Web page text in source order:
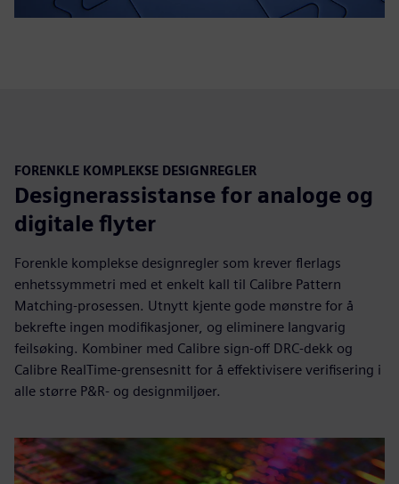
FORENKLE KOMPLEKSE DESIGNREGLER
Designerassistanse for analoge og
digitale flyter
Forenkle komplekse designregler som krever flerlags
enhetssymmetri med et enkelt kall til Calibre Pattern
Matching-prosessen. Utnytt kjente gode mønstre for å
bekrefte ingen modifikasjoner, og eliminere langvarig
feilsøking. Kombiner med Calibre sign-off DRC-dekk og
Calibre RealTime-grensesnitt for å effektivisere verifisering i
alle større P&R- og designmiljøer.